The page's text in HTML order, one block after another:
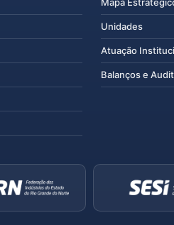
Mapa
Unidades
Atuação
Balanços e